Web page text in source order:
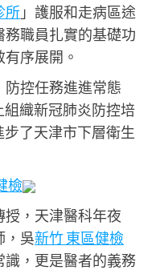
所 」護服和走病區途
職員扎實的基礎功
序展開。
控任務進進常態
組織新冠肺炎防控培
步了天津市下層衛生
檢
，天津醫科年夜
吳新竹 東區健檢
，更是醫者的義務